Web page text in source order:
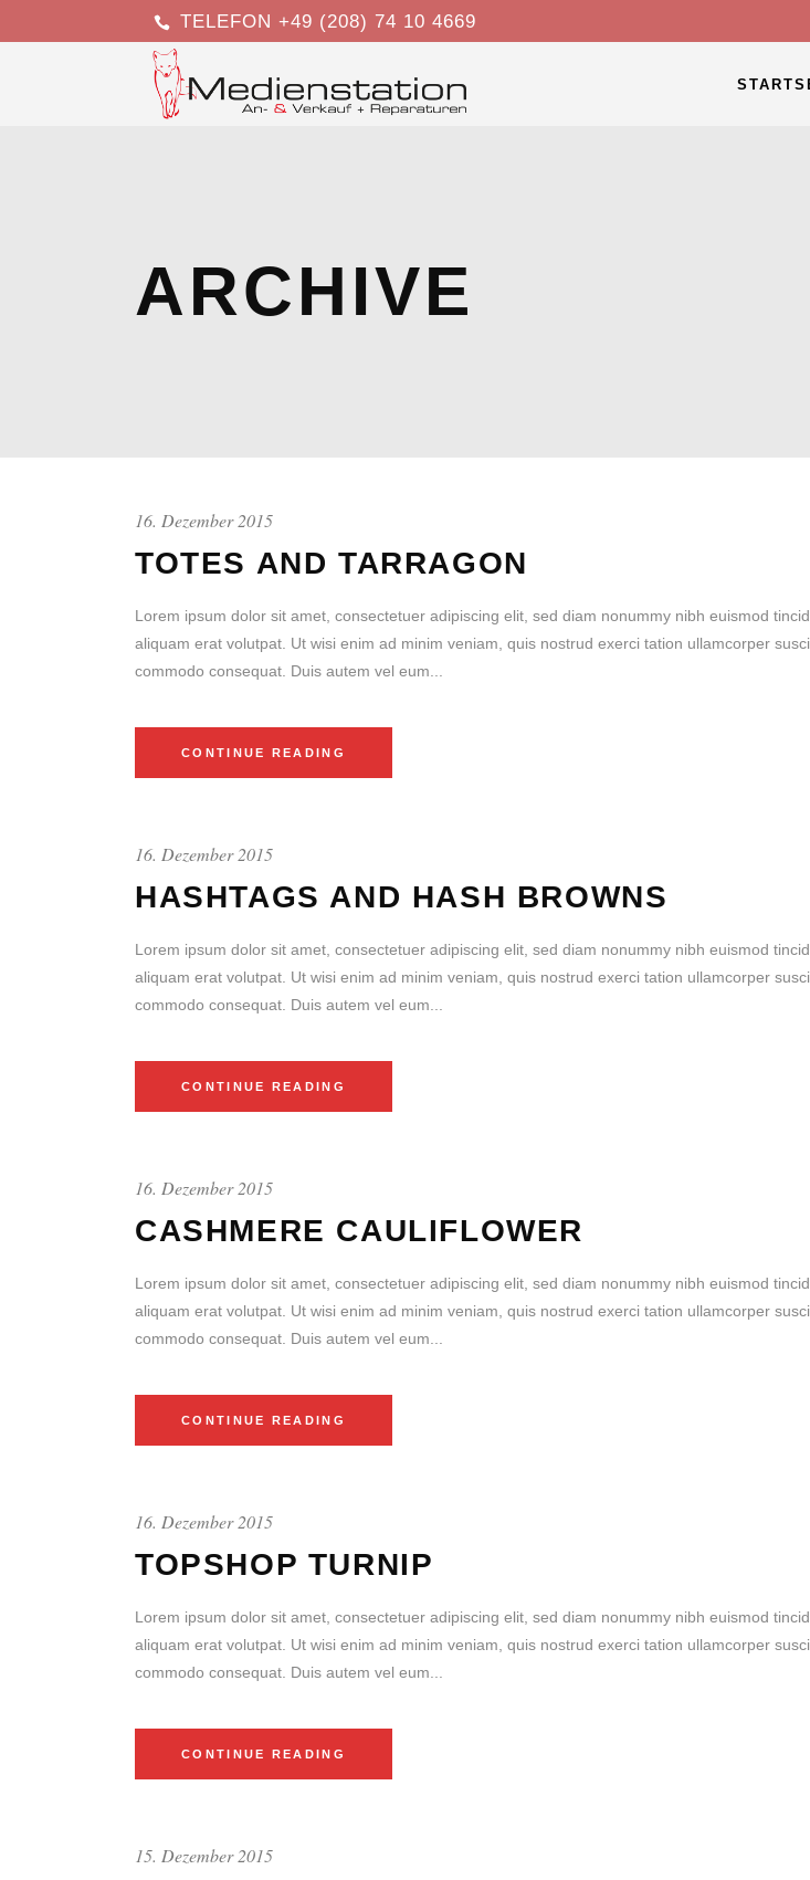
TELEFON +49 (208) 74 10 4669
ARCHIVE
16. Dezember 2015
TOTES AND TARRAGON
Lorem ipsum dolor sit amet, consectetuer adipiscing elit, sed diam nonummy nibh euismod
aliquam erat volutpat. Ut wisi enim ad minim veniam, quis nostrud exerci tation ullamcorper
commodo consequat. Duis autem vel eum...
CONTINUE READING
16. Dezember 2015
HASHTAGS AND HASH BROWNS
Lorem ipsum dolor sit amet, consectetuer adipiscing elit, sed diam nonummy nibh euismod
aliquam erat volutpat. Ut wisi enim ad minim veniam, quis nostrud exerci tation ullamcorper
commodo consequat. Duis autem vel eum...
CONTINUE READING
16. Dezember 2015
CASHMERE CAULIFLOWER
Lorem ipsum dolor sit amet, consectetuer adipiscing elit, sed diam nonummy nibh euismod
aliquam erat volutpat. Ut wisi enim ad minim veniam, quis nostrud exerci tation ullamcorper
commodo consequat. Duis autem vel eum...
CONTINUE READING
16. Dezember 2015
TOPSHOP TURNIP
Lorem ipsum dolor sit amet, consectetuer adipiscing elit, sed diam nonummy nibh euismod
aliquam erat volutpat. Ut wisi enim ad minim veniam, quis nostrud exerci tation ullamcorper
commodo consequat. Duis autem vel eum...
CONTINUE READING
15. Dezember 2015